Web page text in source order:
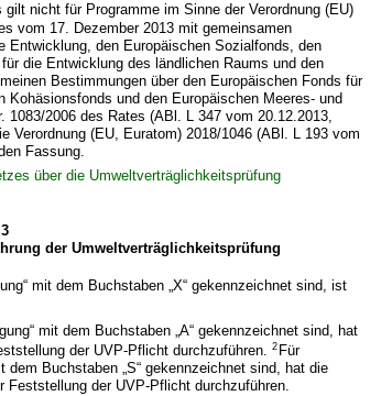
gilt nicht für Programme im Sinne der Verordnung (EU)
vom 17. Dezember 2013 mit gemeinsamen
Entwicklung, den Europäischen Sozialfonds, den
die Entwicklung des ländlichen Raums und den
Bestimmungen über den Europäischen Fonds für
und den Europäischen Meeres- und
1083/2006 des Rates (ABl. L 347 vom 20.12.2013,
(EU, Euratom) 2018/1046 (ABl. L 193 vom
Fassung.
über die Umweltverträglichkeitsprüfung
der Umweltverträglichkeitsprüfung
mit dem Buchstaben „X“ gekennzeichnet sind, ist
mit dem Buchstaben „A“ gekennzeichnet sind, hat
der UVP-Pflicht durchzuführen.2 Für
dem Buchstaben „S“ gekennzeichnet sind, hat die
Feststellung der UVP-Pflicht durchzuführen.